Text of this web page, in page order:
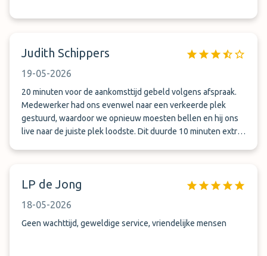
Judith Schippers
19-05-2026
20 minuten voor de aankomsttijd gebeld volgens afspraak.
Medewerker had ons evenwel naar een verkeerde plek
gestuurd, waardoor we opnieuw moesten bellen en hij ons
live naar de juiste plek loodste. Dit duurde 10 minuten extra
aanwijzingen. Medewerkers waren vriendelijk, maar wat
LP de Jong
18-05-2026
Geen wachttijd, geweldige service, vriendelijke mensen